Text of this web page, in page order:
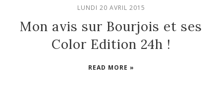
LUNDI 20 AVRIL 2015
Mon avis sur Bourjois et ses
Color Edition 24h !
READ MORE »